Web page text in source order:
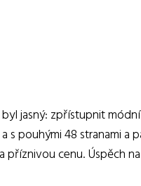
jasný: zpřístupnit
pouhými 48 stranami a
cenu. Úspěch